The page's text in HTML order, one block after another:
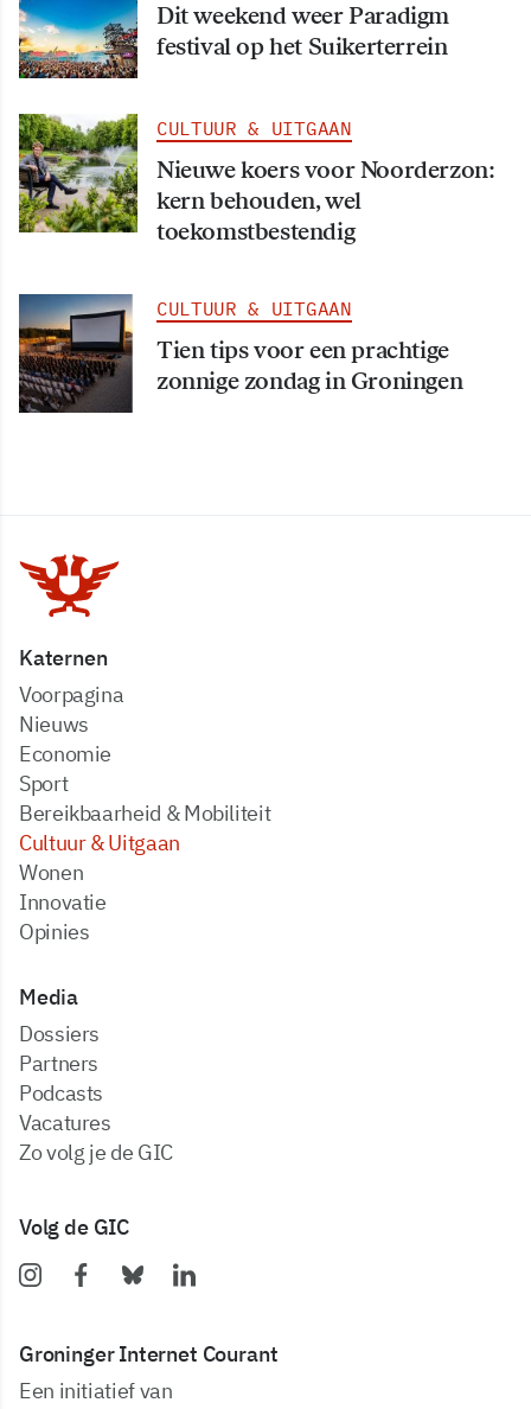
Dit weekend weer Paradigm
festival op het Suikerterrein
CULTUUR & UITGAAN
Nieuwe koers voor Noorderzon:
kern behouden, wel
toekomstbestendig
CULTUUR & UITGAAN
Tien tips voor een prachtige
zonnige zondag in Groningen
Katernen
Voorpagina
Nieuws
Economie
Sport
Bereikbaarheid & Mobiliteit
Cultuur & Uitgaan
Wonen
Innovatie
Opinies
Media
dossiers
partners
podcasts
vacatures
zo volg je de GIC
Volg de GIC
Groninger Internet Courant
Een initiatief van